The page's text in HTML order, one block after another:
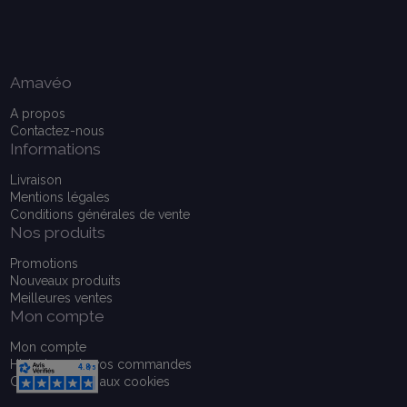
Amavéo
A propos
Contactez-nous
Informations
Livraison
Mentions légales
Conditions générales de vente
Nos produits
Promotions
Nouveaux produits
Meilleures ventes
Mon compte
Mon compte
Historique de vos commandes
Consentement aux cookies